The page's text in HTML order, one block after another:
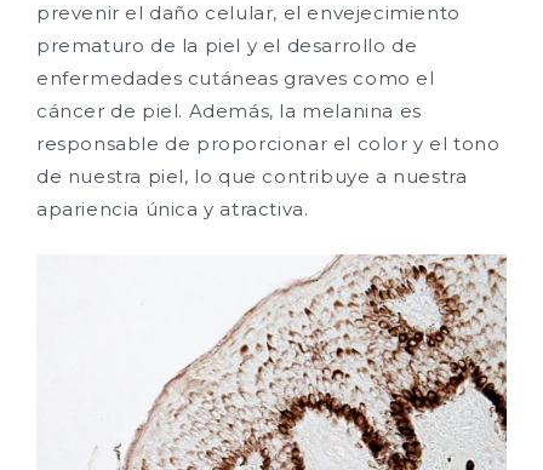
prevenir el daño celular, el envejecimiento
prematuro de la piel y el desarrollo de
enfermedades cutáneas graves como el
cáncer de piel. Además, la melanina es
responsable de proporcionar el color y el tono
de nuestra piel, lo que contribuye a nuestra
apariencia única y atractiva.